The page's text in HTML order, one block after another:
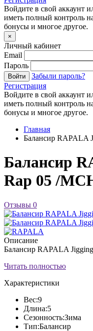
Войдите в свой аккаунт
иметь полный контроль
бонусы и многое другое.
×
Личный кабинет
Email
Пароль
Войти
Забыли пароль?
Регистрация
Войдите в свой аккаунт
иметь полный контроль
бонусы и многое другое.
Главная
Балансир RAPALA
Балансир
Rap 05 /
Отзывы 0
Описание
Балансир RAPALA
Читать полностью
Характеристики
Вес:9
Длина:5
Сезонность:Зима
Тип:Балансир